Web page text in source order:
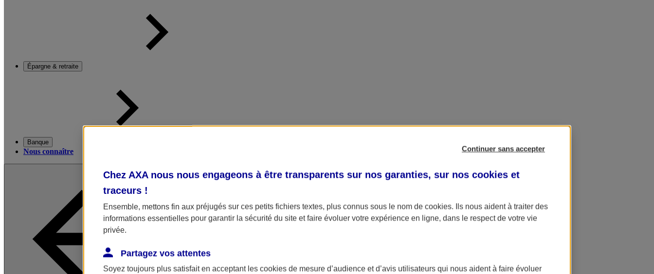
Épargne & retraite
Banque
Nous connaître Continuer sans accepter
Chez AXA nous nous engageons à être transparents sur nos garanties, sur nos cookies et
traceurs !
Ensemble, mettons fin aux préjugés sur ces petits fichiers textes, plus connus sous le nom de cookies. Ils nous aident à traiter des
informations essentielles pour garantir la sécurité du site et faire évoluer votre expérience en ligne, dans le respect de votre vie
privée.
Partagez vos attentes
Soyez toujours plus satisfait en acceptant les cookies de mesure d’audience et d’avis utilisateurs qui nous aident à faire évoluer